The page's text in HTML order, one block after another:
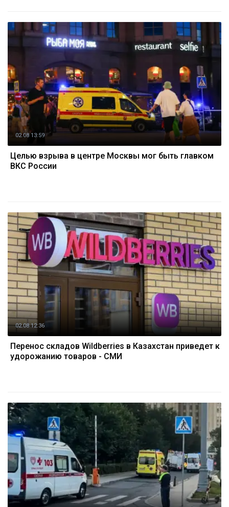
02.08 13:59
Целью взрыва в центре Москвы мог быть главком
ВКС России
02.08 12:36
Перенос складов Wildberries в Казахстан приведет к
удорожанию товаров - СМИ